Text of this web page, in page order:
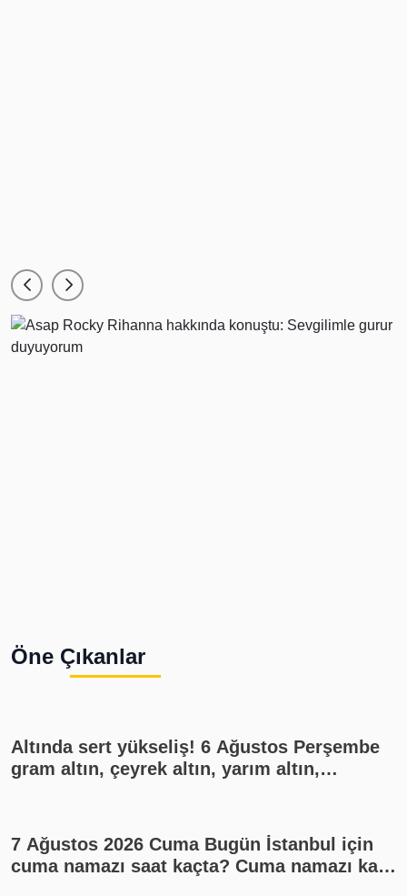
Öne Çıkanlar
Altında sert yükseliş! 6 Ağustos Perşembe
gram altın, çeyrek altın, yarım altın,
7 Ağustos 2026 Cuma Bugün İstanbul için
cuma namazı saat kaçta? Cuma namazı kaç